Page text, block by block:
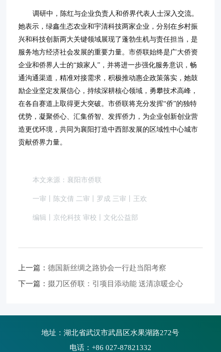
调研中，陈红与企业负责人和侨界代表人士深入交流。
她表示，绿鑫生态农业和宇清科技两家企业，分别在乡村振
兴和科技创新两大关键领域展现了蓬勃生机与责任担当，是
服务地方经济社会发展的重要力量。市侨联始终是广大侨资
企业和侨界人士的“娘家人”，并将进一步强化服务意识，畅
通沟通渠道，精准对接需求，积极推动惠企政策落实，她鼓
励企业坚定发展信心，持续深耕核心领域，勇攀技术高峰，
在各自赛道上取得更大突破。市侨联将充分发挥“侨”的独特
优势，凝聚侨心、汇集侨智、发挥侨力，为企业创新创业营
造更优环境，共同为襄阳打造中西部发展的区域性中心城市
贡献侨界力量。
本文来源：襄阳市侨联
一审丨陈文倩 二审丨罗成 三审丨王欢
编辑丨京伦科技 审校丨文化公益部
上一篇：德国新丝绸之路协会一行赴当阳考察
下一篇：掇刀区侨联：引项目添动能 送清凉暖企心
地址：湖北省武汉市武昌区水果湖路272号
电话：+86 027-87821332